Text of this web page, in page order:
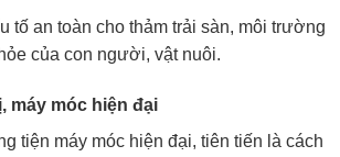
tố an toàn cho thảm trải sàn, môi trường
của con người, vật nuôi.
máy móc hiện đại
tiện máy móc hiện đại, tiên tiến là cách